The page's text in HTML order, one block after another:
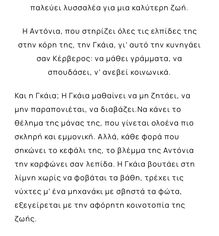
παλεύει λυσσαλέα για μια καλύτερη ζωή.
Η Αντόνια, που στηρίζει όλες τις ελπίδες της
στην κόρη της, την Γκάια, γι’ αυτό την κυνηγάει
σαν Κέρβερος: να μάθει γράμματα, να
σπουδάσει, ν’ ανεβεί κοινωνικά.
Και η Γκάια; Η Γκάια μαθαίνει να μη ζητάει, να
μην παραπονιέται, να διαβάζει.Να κάνει το
θέλημα της μάνας της, που γίνεται ολοένα πιο
σκληρή και εμμονική. Αλλά, κάθε φορά που
σηκώνει το κεφάλι της, το βλέμμα της Αντόνια
την καρφώνει σαν λεπίδα. Η Γκάια βουτάει στη
λίμνη χωρίς να φοβάται τα βάθη, τρέχει τις
νύχτες μ’ ένα μηχανάκι με σβηστά τα φώτα,
εξεγείρεται με την αφόρητη κοινοτοπία της
ζωής.